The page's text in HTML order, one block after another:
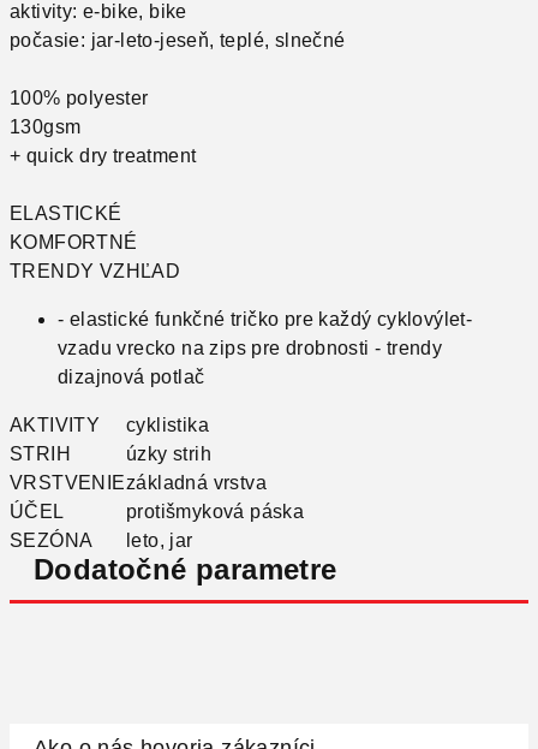
aktivity: e-bike, bike
počasie: jar-leto-jeseň, teplé, slnečné
100% polyester
130gsm
+ quick dry treatment
ELASTICKÉ
KOMFORTNÉ
TRENDY VZHĽAD
- elastické funkčné tričko pre každý cyklovýlet-
vzadu vrecko na zips pre drobnosti - trendy
dizajnová potlač
AKTIVITY
cyklistika
STRIH
úzky strih
VRSTVENIEzákladná vrstva
ÚČEL
protišmyková páska
SEZÓNA
leto, jar
Dodatočné parametre